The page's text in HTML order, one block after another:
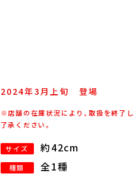
2024年3月上旬 登場
※店舗の在庫状況により、取扱を終了
了承ください。
サイズ 約42cm
種類 全1種